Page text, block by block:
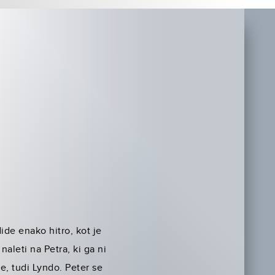
enako hitro, kot je
na Petra, ki ga ni
tudi Lyndo. Peter se